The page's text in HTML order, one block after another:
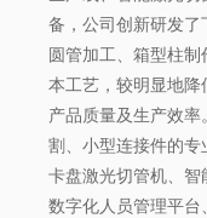
备，公司创新研发
圆管加工、箱型柱
本工艺，较明显地
产品质量及生产效
割、小型连接件的专
卡盘激光切管机、智
数字化人员管理平